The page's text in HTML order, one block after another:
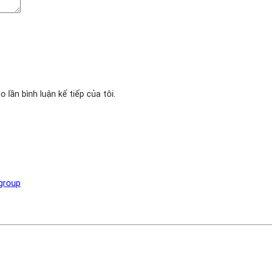
lần bình luận kế tiếp của tôi.